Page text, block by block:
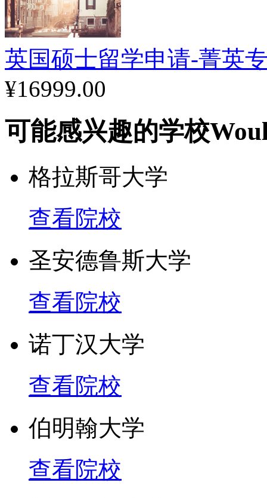
英国硕士留学申请-菁英
¥16999.00
可能感兴趣的学校
格拉斯哥大学
查看院校
圣安德鲁斯大学
查看院校
诺丁汉大学
查看院校
伯明翰大学
查看院校